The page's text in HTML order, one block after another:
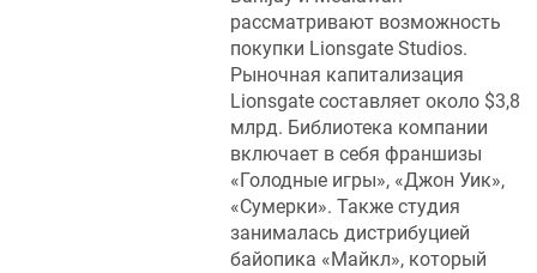
рассматривают возможность
покупки Lionsgate Studios.
Рыночная капитализация
Lionsgate составляет около $3,8
млрд. Библиотека компании
включает в себя франшизы
«Голодные игры», «Джон Уик»,
«Сумерки». Также студия
занималась дистрибуцией
байопика «Майкл», который